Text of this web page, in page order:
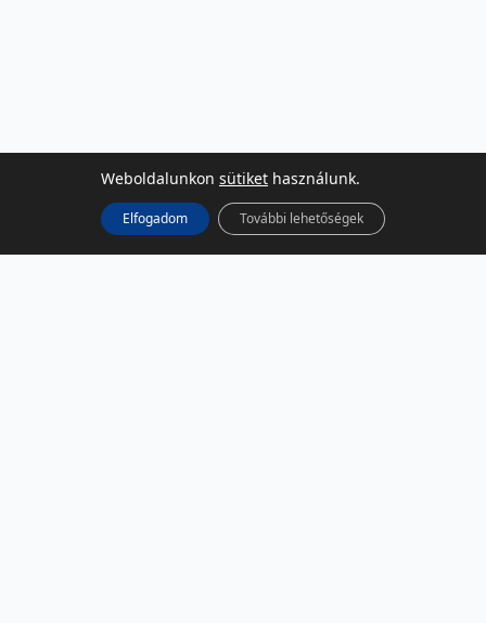
Weboldalunkon sütiket használunk.
Elfogadom További lehetőségek